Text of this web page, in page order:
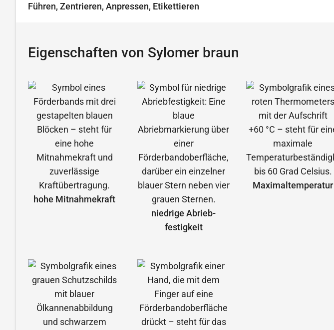
Führen, Zentrieren, Anpressen, Etikettieren
Eigenschaften von Sylomer braun
hohe Mitnahmekraft
niedrige Abrieb­
festigkeit
Maximal­temperatur